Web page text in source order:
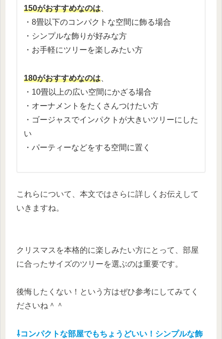
150がおすすめなのは、
・8畳以下のコンパクトな空間に飾る場合
・シンプルな飾りが好みな方
・お手軽にツリーを楽しみたい方
180がおすすめなのは、
・10畳以上の広い空間にかざる場合
・オーナメントをたくさんつけたい方
・ゴージャスでインパクトが大きいツリーにした
い
・パーティーなどをする空間に置く
これらについて、本文ではさらに詳しくお伝えして
いきますね。
クリスマスを本格的に楽しみたい方にとって、部屋
に合ったサイズのツリーを選ぶのは重要です。
後悔したくない！という方はぜひ参考にしてみてく
ださいね＾＾
⇩コンパクトな部屋でもちょうどいい！シンプルな飾